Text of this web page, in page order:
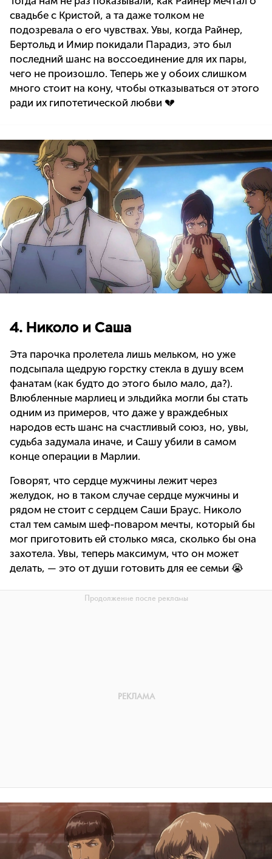
свадьбе с Кристой, а та даже толком не
подозревала о его чувствах. Увы, когда Райнер,
Бертольд и Имир покидали Парадиз, это был
последний шанс на воссоединение для их пары,
чего не произошло. Теперь же у обоих слишком
много стоит на кону, чтобы отказываться от этого
ради их гипотетической любви 💔
4. Николо и Саша
Эта парочка пролетела лишь мельком, но уже
подсыпала щедрую горстку стекла в душу всем
фанатам (как будто до этого было мало, да?).
Влюбленные марлиец и эльдийка могли бы стать
одним из примеров, что даже у враждебных
народов есть шанс на счастливый союз, но, увы,
судьба задумала иначе, и Сашу убили в самом
конце операции в Марлии.
Говорят, что сердце мужчины лежит через
желудок, но в таком случае сердце мужчины и
рядом не стоит с сердцем Саши Браус. Николо
стал тем самым шеф-поваром мечты, который бы
мог приготовить ей столько мяса, сколько бы она
захотела. Увы, теперь максимум, что он может
делать, — это от души готовить для ее семьи 😭